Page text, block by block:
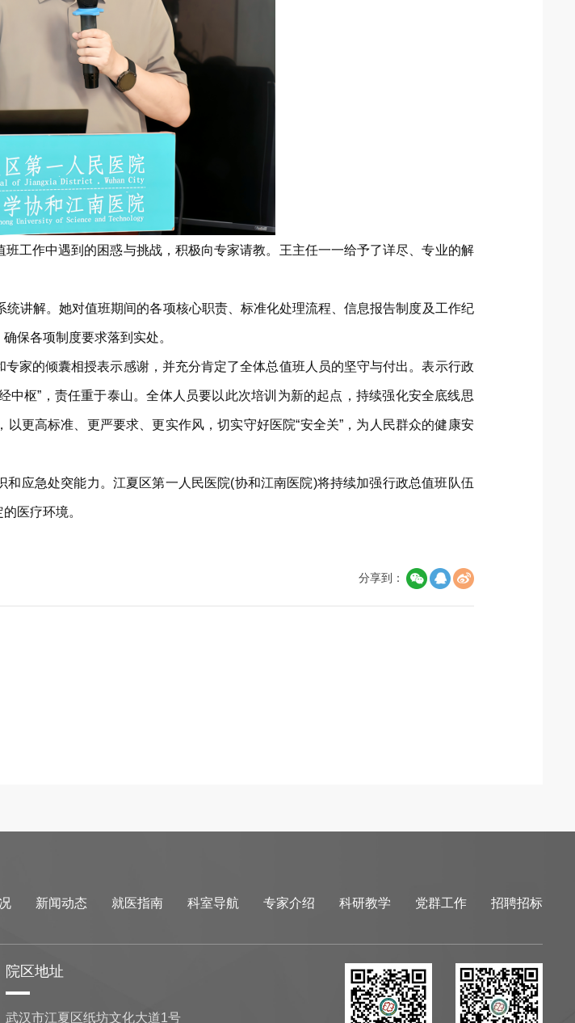
工作中遇到的困惑与挑战，积极向专家请教。王主任一一给予了详尽、专业的解
统讲解。她对值班期间的各项核心职责、标准化处理流程、信息报告制度及工作纪
保各项制度要求落到实处。
家的倾囊相授表示感谢，并充分肯定了全体总值班人员的坚守与付出。表示行政
中枢”，责任重于泰山。全体人员要以此次培训为新的起点，持续强化安全底线思
更高标准、更严要求、更实作风，切实守好医院“安全关”，为人民群众的健康安
应急处突能力。江夏区第一人民医院(协和江南医院)将持续加强行政总值班队伍
医疗环境。
分享到：
新闻动态 就医指南 科室导航 专家介绍 科研教学 党群工作 招聘招标
院区地址
武汉市江夏区纸坊文化大道1号